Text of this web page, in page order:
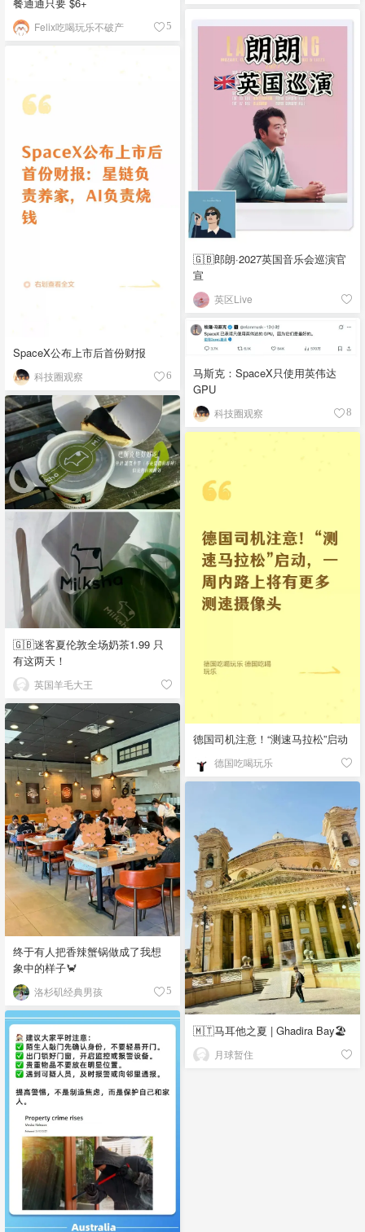
Felix吃喝玩乐不破产 5
🇬🇧郎朗·2027英国音乐会巡演官
宣
英区Live
SpaceX公布上市后首份财报
科技圈观察 6
马斯克：SpaceX只使用英伟达
GPU
科技圈观察 8
🇬🇧迷客夏伦敦全场奶茶1.99 只
有这两天！
英国羊毛大王
德国司机注意！“测速马拉松”启动
德国吃喝玩乐
终于有人把香辣蟹锅做成了我想
象中的样子🦀
洛杉矶经典男孩 5
🇲🇹马耳他之夏 | Ghadira Bay🏖️
月球暂住